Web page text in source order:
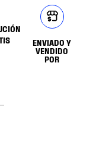
ENVIADO Y
VENDIDO
POR